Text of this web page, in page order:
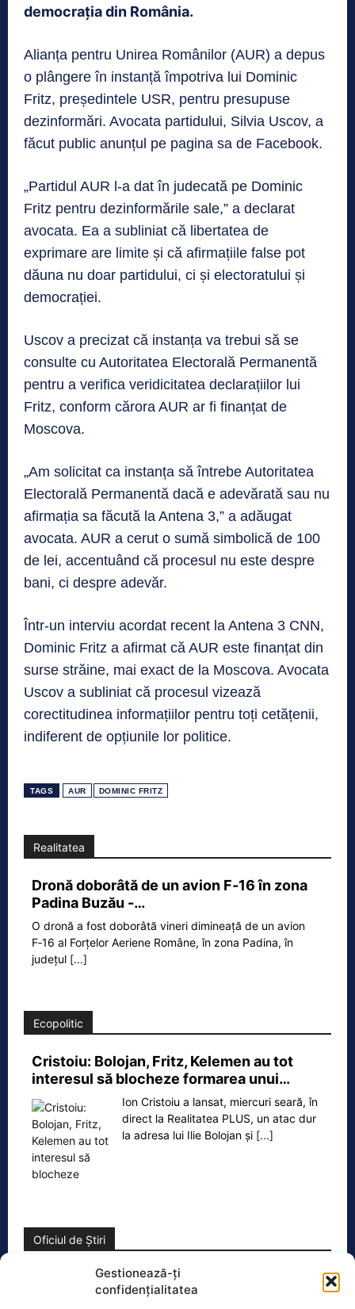
Gestionează-ți
confidențialitatea
democrația din România.
Alianța pentru Unirea Românilor (AUR) a depus
o plângere în instanță împotriva lui Dominic
Fritz, președintele USR, pentru presupuse
dezinformări. Avocata partidului, Silvia Uscov, a
făcut public anunțul pe pagina sa de Facebook.
„Partidul AUR l-a dat în judecată pe Dominic
Fritz pentru dezinformările sale,” a declarat
avocata. Ea a subliniat că libertatea de
exprimare are limite și că afirmațiile false pot
dăuna nu doar partidului, ci și electoratului și
democrației.
Uscov a precizat că instanța va trebui să se
consulte cu Autoritatea Electorală Permanentă
pentru a verifica veridicitatea declarațiilor lui
Fritz, conform cărora AUR ar fi finanțat de
Moscova.
„Am solicitat ca instanța să întrebe Autoritatea
Electorală Permanentă dacă e adevărată sau nu
afirmația sa făcută la Antena 3,” a adăugat
avocata. AUR a cerut o sumă simbolică de 100
de lei, accentuând că procesul nu este despre
bani, ci despre adevăr.
Într-un interviu acordat recent la Antena 3 CNN,
Dominic Fritz a afirmat că AUR este finanțat din
surse străine, mai exact de la Moscova. Avocata
Uscov a subliniat că procesul vizează
corectitudinea informațiilor pentru toți cetățenii,
indiferent de opțiunile lor politice.
TAGS AUR DOMINIC FRITZ
Realitatea
Dronă doborâtă de un avion F‑16 în zona
Padina Buzău -…
O dronă a fost doborâtă vineri dimineață de un avion
F‑16 al Forțelor Aeriene Române, în zona Padina, în
județul [...]
Ecopolitic
Cristoiu: Bolojan, Fritz, Kelemen au tot
interesul să blocheze formarea unui…
Ion Cristoiu a lansat, miercuri seară, în
direct la Realitatea PLUS, un atac dur
la adresa lui Ilie Bolojan și [...]
Oficiul de Știri
Zilele Ploieștiului, 7-9 august 2026. De la ce oră încep
concertele…